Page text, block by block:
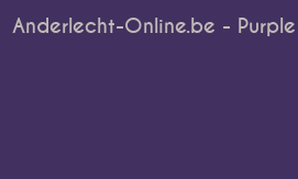
Anderlecht-Online.be - Purple